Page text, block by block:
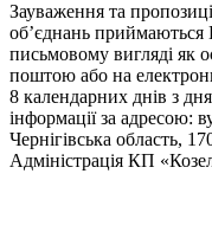
Зауваження та
об’єднань
письмовому вигляді як
поштою або на
8 календарних днів з
інформації за адресою:
Чернігівська область,
Адміністрація КП